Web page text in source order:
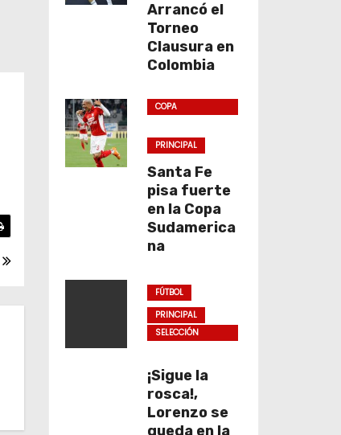
Arrancó el
Torneo
Clausura en
Colombia
COPA
PRINCIPAL
Santa Fe
pisa fuerte
en la Copa
Sudamerica
na
FÚTBOL
PRINCIPAL
SELECCIÓN
¡Sigue la
rosca!,
Lorenzo se
queda en la